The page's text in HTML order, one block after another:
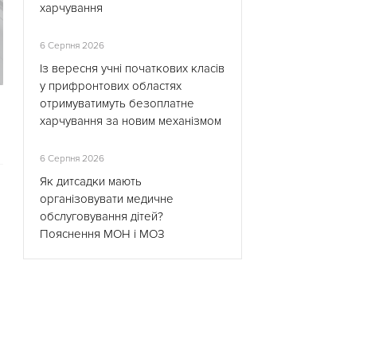
харчування
6 Серпня 2026
Із вересня учні початкових класів
у прифронтових областях
отримуватимуть безоплатне
харчування за новим механізмом
6 Серпня 2026
Як дитсадки мають
організовувати медичне
обслуговування дітей?
Пояснення МОН і МОЗ